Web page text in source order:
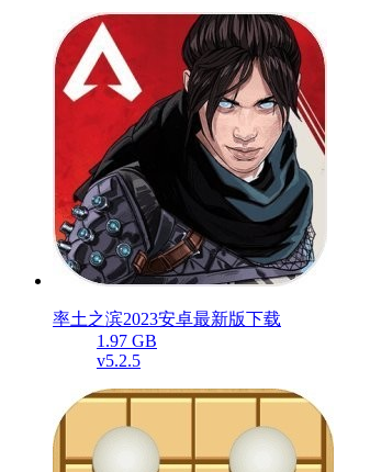
率土之滨2023安卓最新版下载
1.97 GB
v5.2.5